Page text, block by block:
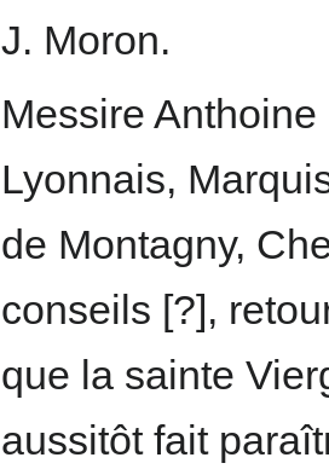
J. Moron.
Messire
Lyonnais,
de Montagny,
conseils [?],
que la sainte
aussitôt fait